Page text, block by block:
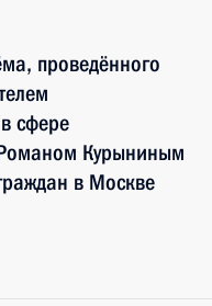
проведённого
сфере
Курыниным
в Москве